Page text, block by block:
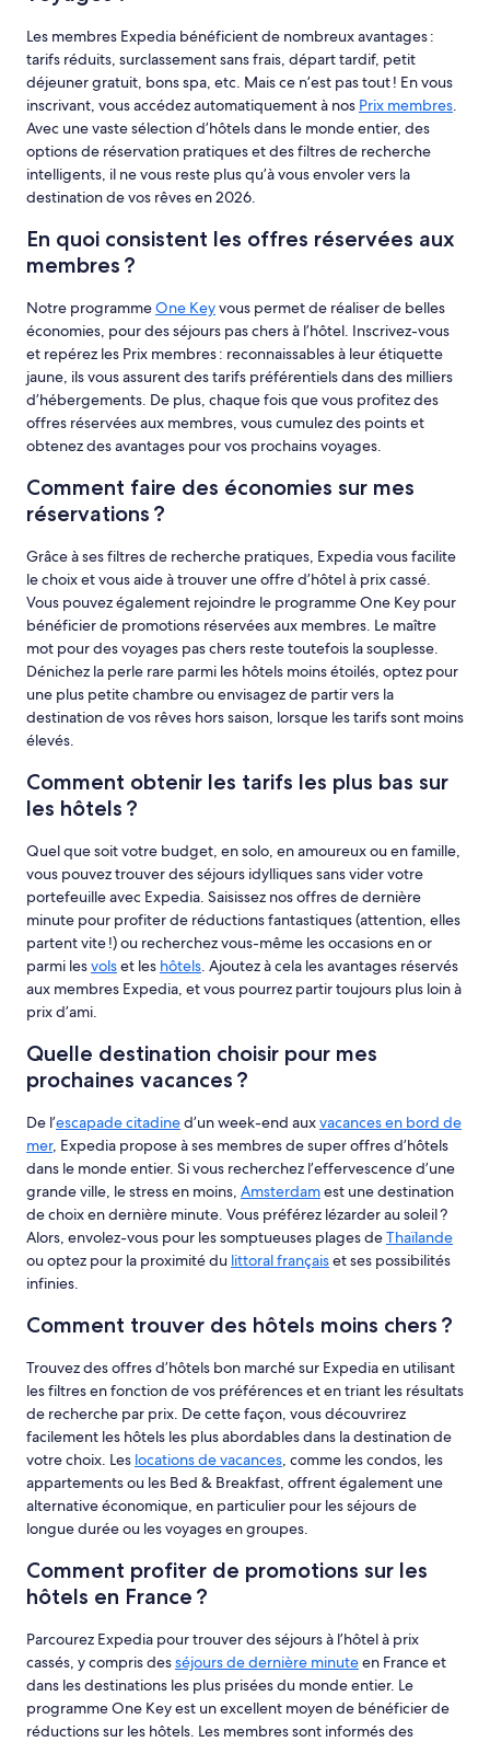
Les membres Expedia bénéficient de nombreux avantages :
tarifs réduits, surclassement sans frais, départ tardif, petit
déjeuner gratuit, bons spa, etc. Mais ce n’est pas tout ! En vous
inscrivant, vous accédez automatiquement à nos Prix membres.
Avec une vaste sélection d’hôtels dans le monde entier, des
options de réservation pratiques et des filtres de recherche
intelligents, il ne vous reste plus qu’à vous envoler vers la
destination de vos rêves en 2026.
En quoi consistent les offres réservées aux
membres ?
Notre programmeOne Keyvous permet de réaliser de belles
économies, pour des séjours pas chers à l’hôtel. Inscrivez-vous
et repérez les Prix membres : reconnaissables à leur étiquette
jaune, ils vous assurent des tarifs préférentiels dans des milliers
d’hébergements. De plus, chaque fois que vous profitez des
offres réservées aux membres, vous cumulez des points et
obtenez des avantages pour vos prochains voyages.
Comment faire des économies sur mes
réservations ?
Grâce à ses filtres de recherche pratiques, Expedia vous facilite
le choix et vous aide à trouver une offre d’hôtel à prix cassé.
Vous pouvez également rejoindre le programme One Key pour
bénéficier de promotions réservées aux membres. Le maître
mot pour des voyages pas chers reste toutefois la souplesse.
Dénichez la perle rare parmi les hôtels moins étoilés, optez pour
une plus petite chambre ou envisagez de partir vers la
destination de vos rêves hors saison, lorsque les tarifs sont moins
élevés.
Comment obtenir les tarifs les plus bas sur
les hôtels ?
Quel que soit votre budget, en solo, en amoureux ou en famille,
vous pouvez trouver des séjours idylliques sans vider votre
portefeuille avec Expedia. Saisissez nos offres de dernière
minute pour profiter de réductions fantastiques (attention, elles
partent vite !) ou recherchez vous-même les occasions en or
parmi lesvolset les hôtels. Ajoutez à cela les avantages réservés
aux membres Expedia, et vous pourrez partir toujours plus loin à
prix d’ami.
Quelle destination choisir pour mes
prochaines vacances ?
De l’escapade citadined’un week-end auxvacances en bord de
mer, Expedia propose à ses membres de super offres d’hôtels
dans le monde entier. Si vous recherchez l’effervescence d’une
grande ville, le stress en moins, Amsterdamest une destination
de choix en dernière minute. Vous préférez lézarder au soleil ?
Alors, envolez-vous pour les somptueuses plages deThaïlande
ou optez pour la proximité du littoral françaiset ses possibilités
infinies.
Comment trouver des hôtels moins chers ?
Trouvez des offres d’hôtels bon marché sur Expedia en utilisant
les filtres en fonction de vos préférences et en triant les résultats
de recherche par prix. De cette façon, vous découvrirez
facilement les hôtels les plus abordables dans la destination de
votre choix. Les locations de vacances, comme les condos, les
appartements ou les Bed & Breakfast, offrent également une
alternative économique, en particulier pour les séjours de
longue durée ou les voyages en groupes.
Comment profiter de promotions sur les
hôtels en France ?
Parcourez Expedia pour trouver des séjours à l’hôtel à prix
cassés, y compris desséjours de dernière minuteen France et
dans les destinations les plus prisées du monde entier. Le
programme One Key est un excellent moyen de bénéficier de
réductions sur les hôtels. Les membres sont informés des